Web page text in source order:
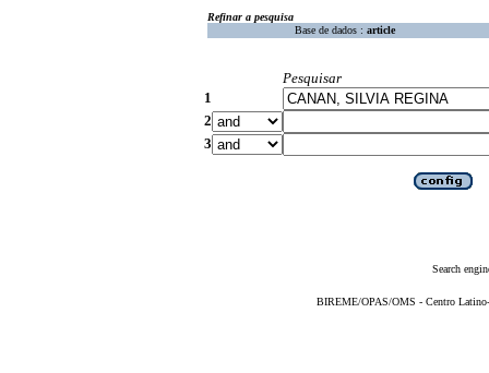
Refinar a pesquisa
Base de dados : article
Pesquisar
1
2
3
Search
BIREME/OPAS/OMS - Centro Latino-